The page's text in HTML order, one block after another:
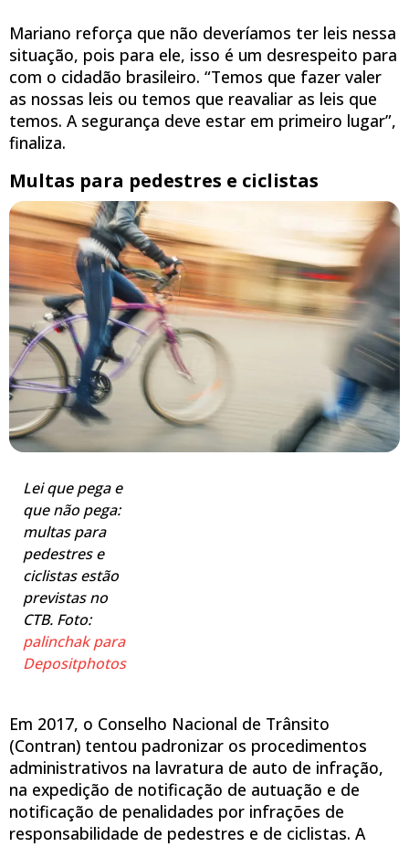
Mariano reforça que não deveríamos ter leis nessa
situação, pois para ele, isso é um desrespeito para
com o cidadão brasileiro. “Temos que fazer valer
as nossas leis ou temos que reavaliar as leis que
temos. A segurança deve estar em primeiro lugar”,
finaliza.
Multas para pedestres e ciclistas
Lei que pega e
que não pega:
multas para
pedestres e
ciclistas estão
previstas no
CTB. Foto:
palinchak para
Depositphotos
Em 2017, o Conselho Nacional de Trânsito
(Contran) tentou padronizar os procedimentos
administrativos na lavratura de auto de infração,
na expedição de notificação de autuação e de
notificação de penalidades por infrações de
responsabilidade de pedestres e de ciclistas. A